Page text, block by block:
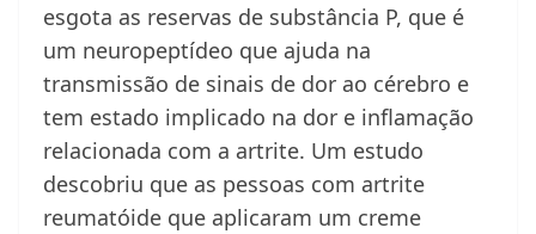
esgota as reservas de substância P, que é
um neuropeptídeo que ajuda na
transmissão de sinais de dor ao cérebro e
tem estado implicado na dor e inflamação
relacionada com a artrite. Um estudo
descobriu que as pessoas com artrite
reumatóide que aplicaram um creme